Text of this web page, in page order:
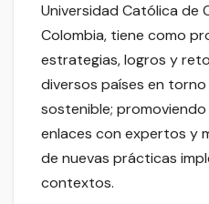
Universidad Católica de
Colombia, tiene como
estrategias, logros y
diversos países en
sostenible;
enlaces con expertos y
de nuevas prácticas
contextos.